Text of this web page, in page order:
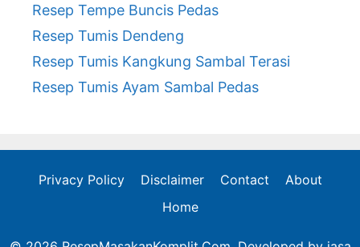
Resep Tempe Buncis Pedas
Resep Tumis Dendeng
Resep Tumis Kangkung Sambal Terasi
Resep Tumis Ayam Sambal Pedas
Privacy Policy Disclaimer Contact
About
Home